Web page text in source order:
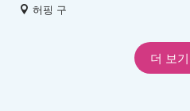
허핑 구
더 보기